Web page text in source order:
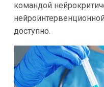
командой
доступно.